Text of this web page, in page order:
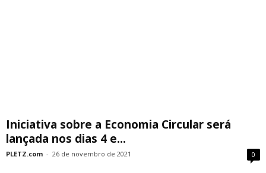
Iniciativa sobre a Economia Circular será
lançada nos dias 4 e...
PLETZ.com - 26 de novembro de 2021 0